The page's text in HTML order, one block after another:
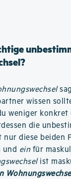
wissen
weniger konkret
die
nur diese beiden
und ein für
ist